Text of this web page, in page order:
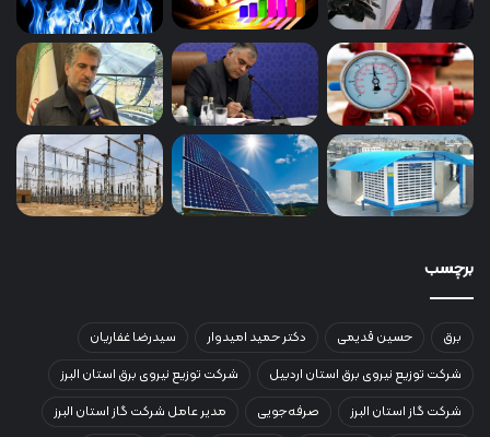
برچسب
برق حسین قدیمی دکتر حمید امیدوار
سیدرضا غفاریان
شرکت توزیع نیروی برق استان اردبیل
شرکت توزیع نیروی برق استان البرز
شرکت گاز استان البرز
صرفه‌جویی
مدیر عامل شرکت گاز استان البرز